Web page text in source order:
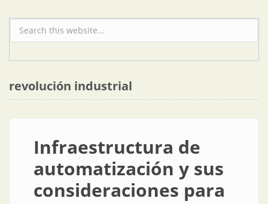
Formulario de búsqueda
revolución industrial
Infraestructura de
automatización y sus
consideraciones para